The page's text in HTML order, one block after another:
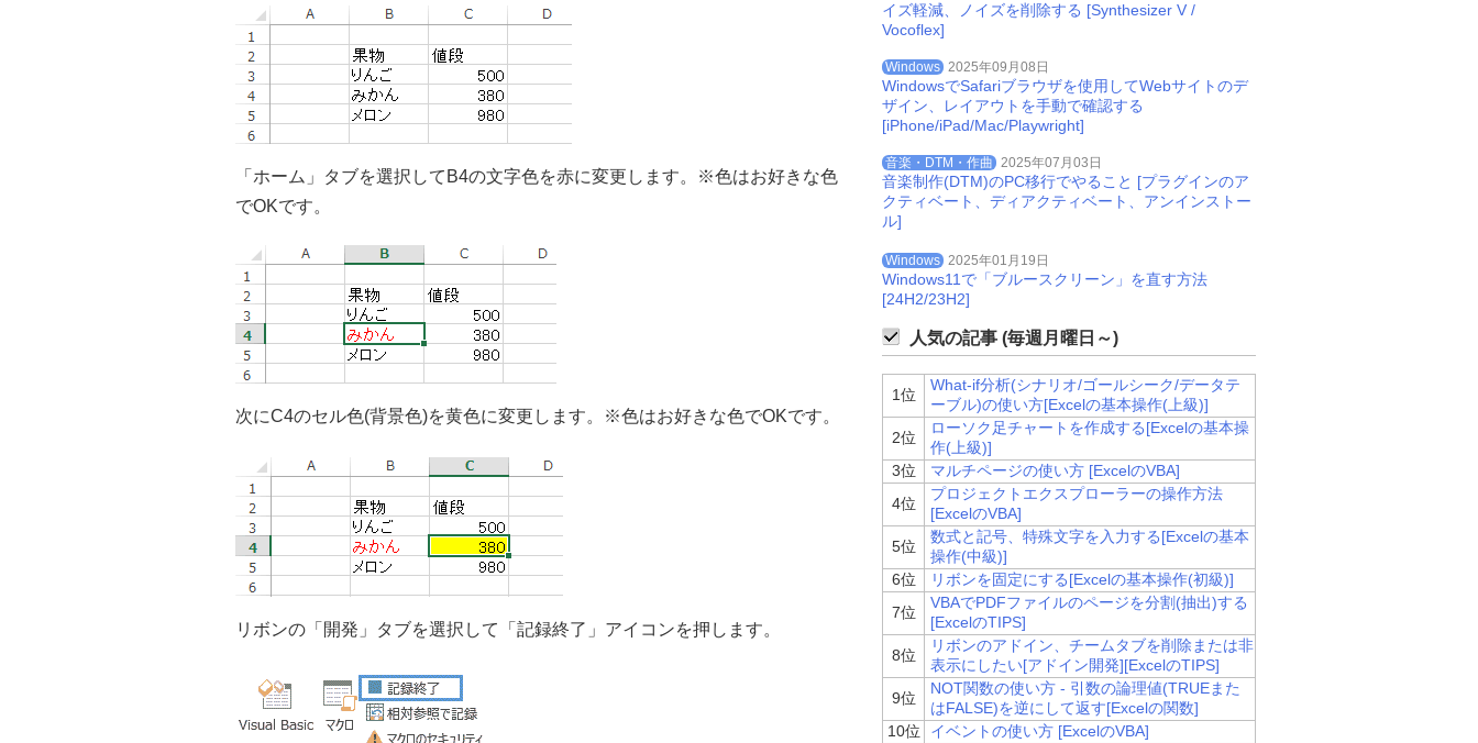
「ホーム」タブを選択してB4の文字色を赤に変更します。※色はお好きな色
でOKです。
次にC4のセル色(背景色)を黄色に変更します。※色はお好きな色でOKです。
リボンの「開発」タブを選択して「記録終了」アイコンを押します。
イズ軽減、ノイズを削除する [Synthesizer V /
Vocoflex]
Windows 2025年09月08日
WindowsでSafariブラウザを使用してWebサイトのデ
ザイン、レイアウトを手動で確認する
[iPhone/iPad/Mac/Playwright]
音楽・DTM・作曲 2025年07月03日
音楽制作(DTM)のPC移行でやること [プラグインのア
クティベート、ディアクティベート、アンインストー
ル]
Windows 2025年01月19日
Windows11で「ブルースクリーン」を直す方法
[24H2/23H2]
人気の記事 (毎週月曜日～)
1位
What-if分析(シナリオ/ゴールシーク/データテ
ーブル)の使い方[Excelの基本操作(上級)]
2位
ローソク足チャートを作成する[Excelの基本操
作(上級)]
3位
マルチページの使い方 [ExcelのVBA]
4位
プロジェクトエクスプローラーの操作方法
[ExcelのVBA]
5位
数式と記号、特殊文字を入力する[Excelの基本
操作(中級)]
6位
リボンを固定にする[Excelの基本操作(初級)]
7位
VBAでPDFファイルのページを分割(抽出)する
[ExcelのTIPS]
8位
リボンのアドイン、チームタブを削除または非
表示にしたい[アドイン開発][ExcelのTIPS]
9位
NOT関数の使い方 - 引数の論理値(TRUEまた
はFALSE)を逆にして返す[Excelの関数]
10位
イベントの使い方 [ExcelのVBA]